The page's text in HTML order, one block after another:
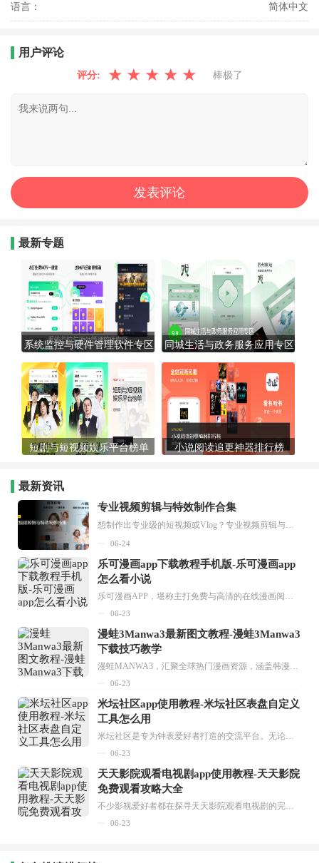
语言： 简体中文
用户评论
评分: ★ ★ ★ ★ ★ 棒极了
最新专题
系统监控与硬件管理软件专区 同城生活与政务服务应用专区
短剧与短视频娱乐平台榜单 小说阅读追更神器排行榜
最新资讯
专业视频剪辑与特效制作合集
想制作出专业级的短视频或Vlog？专业视频剪辑与特效制作大全专题为你提供了从剪辑、抠像到特效包装的全套解决方案。无论是添加炫酷的片头、进行精准的视频抠图，还是制...
06-24
乐可漫画app下载教程手机版-乐可漫画app
怎么看小说
06-23
漫蛙3Manwa3最新图文教程-漫蛙3Manwa3
下载技巧教学
06-23
米坛社区app使用教程-米坛社区表盘自定义
工具怎么用
06-23
天天影院观看电视剧app使用教程-天天影院
免费观看攻略大全
06-23